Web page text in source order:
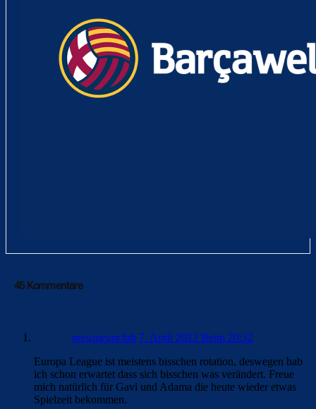
45 Kommentare
mesqueunclub 7. April 2022 Beim 20:32
Europa League ist meistens bisschen rotation, deswegen hab
ich schon erwartet dass sich bisschen was verändert. Freue
mich natürlich für Gavi und Adama die heute wieder etwas
Spielzeit bekommen.